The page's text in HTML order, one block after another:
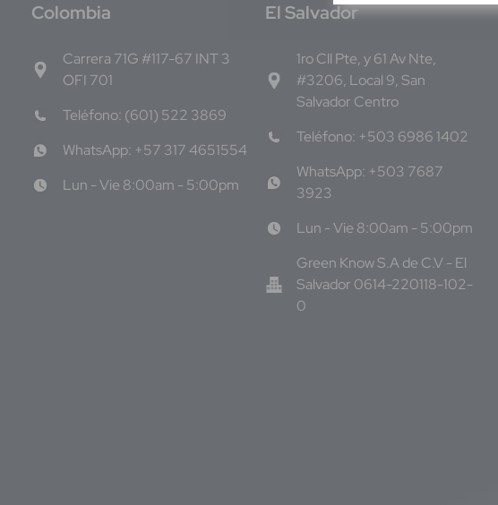
Colombia
Carrera 71G #117-67 INT 3
OFI 701
Teléfono: (601) 522 3869
WhatsApp: +57 317 4651554
Lun - Vie 8:00am - 5:00pm
El Salvador
1ro Cll Pte, y 61 Av Nte,
#3206, Local 9, San
Salvador Centro
Teléfono: +503 6986 1402
WhatsApp: +503 7687
3923
Lun - Vie 8:00am - 5:00pm
Green Know S.A de C.V - El
Salvador 0614-220118-102-
0